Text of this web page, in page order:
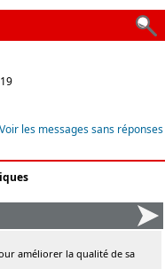
Voir les messages sans réponses
améliorer la qualité de sa